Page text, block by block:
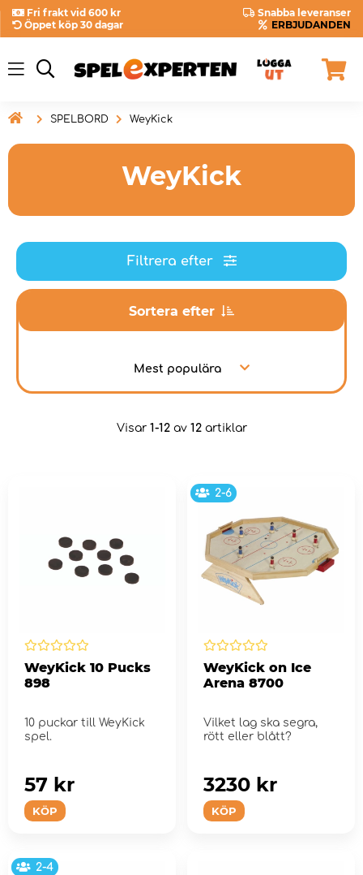
Fri frakt vid 600 kr
Snabba leveranser
Öppet köp 30 dagar
ERBJUDANDEN
 SPELBORD WeyKick
WeyKick
Filtrera efter
Sortera efter
Mest populära
Visar 1-12av 12artiklar
WeyKick 10 Pucks
898
10 puckar till WeyKick
spel.
KÖP
57 kr
2-6
WeyKick on Ice
Arena 8700
Vilket lag ska segra,
rött eller blått?
KÖP
3230 kr
2-4